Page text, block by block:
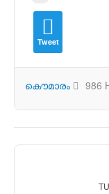
Tweet
കൌമാരം 986